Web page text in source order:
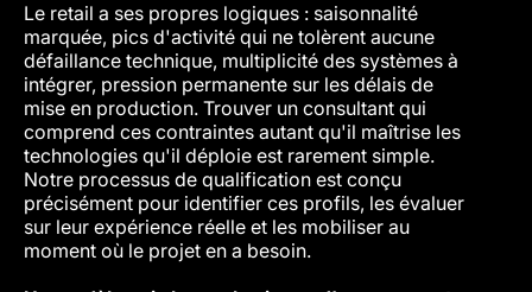
Le retail a ses propres logiques : saisonnalité
marquée, pics d'activité qui ne tolèrent aucune
défaillance technique, multiplicité des systèmes à
intégrer, pression permanente sur les délais de
mise en production. Trouver un consultant qui
comprend ces contraintes autant qu'il maîtrise les
technologies qu'il déploie est rarement simple.
Notre processus de qualification est conçu
précisément pour identifier ces profils, les évaluer
sur leur expérience réelle et les mobiliser au
moment où le projet en a besoin.